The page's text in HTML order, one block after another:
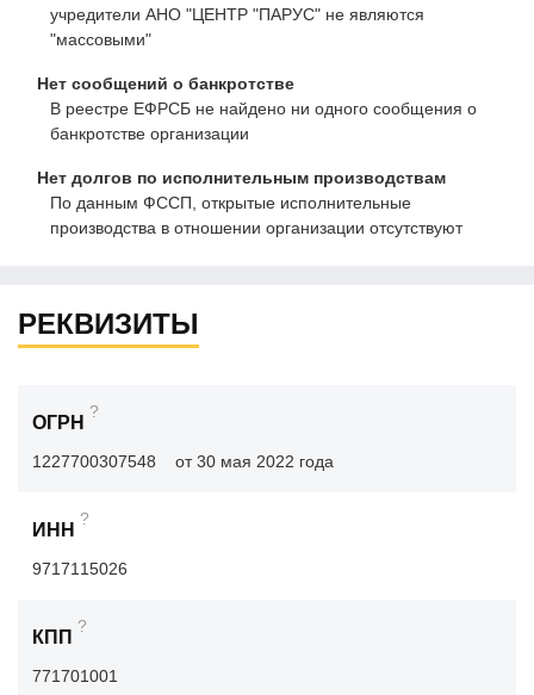
учредители АНО "ЦЕНТР "ПАРУС" не являются
"массовыми"
Нет сообщений о банкротстве
В реестре ЕФРСБ не найдено ни одного сообщения о
банкротстве организации
Нет долгов по исполнительным производствам
По данным ФССП, открытые исполнительные
производства в отношении организации отсутствуют
РЕКВИЗИТЫ
ОГРН
?
1227700307548 от 30 мая 2022 года
ИНН
?
9717115026
КПП
?
771701001